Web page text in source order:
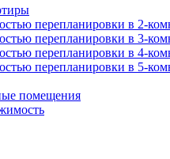
перепланировки в 2-
перепланировки в 3-
перепланировки в 4-
перепланировки в 5-
помещения